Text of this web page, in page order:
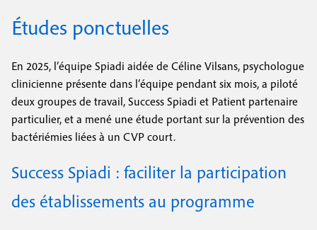
Études ponctuelles
En 2025, l’équipe Spiadi aidée de Céline Vilsans, psychologue
clinicienne présente dans l’équipe pendant six mois, a piloté
deux groupes de travail, Success Spiadi et Patient partenaire
particulier, et a mené une étude portant sur la prévention des
bactériémies liées à un CVP court.
Success Spiadi : faciliter la participation
des établissements au programme